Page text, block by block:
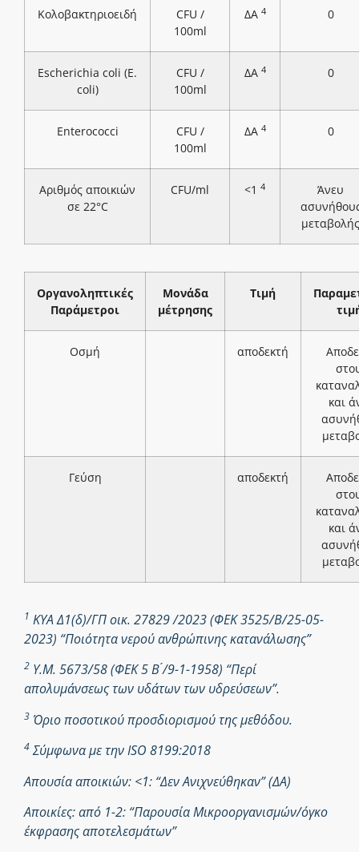
Κολοβακτηριοειδή
CFU /
100ml
ΔΑ 4 0
Escherichia coli (E.
coli)
CFU /
100ml
ΔΑ 4 0
Enterococci
CFU /
100ml
ΔΑ 4 0
Αριθμός αποικιών
σε 22°C
CFU/ml <1 4
Άνευ
μεταβολής
Οργανοληπτικές
Παράμετροι
Μονάδα
μέτρησης
Τιμή
Οσμή αποδεκτή
και
Γεύση αποδεκτή
και
1 ΚΥΑ Δ1(δ)/ΓΠ οικ. 27829 /2023 (ΦΕΚ 3525/Β/25-05-
2023) “Ποιότητα νερού ανθρώπινης κατανάλωσης”
2 Υ.Μ. 5673/58 (ΦΕΚ 5 Β ́/9-1-1958) “Περί
απολυμάνσεως των υδάτων των υδρεύσεων”.
3 Όριο ποσοτικού προσδιορισμού της μεθόδου.
4Σύμφωνα με την ISO 8199:2018
Απουσία αποικιών: <1: “Δεν Ανιχνεύθηκαν” (ΔΑ)
Αποικίες: από 1-2: “Παρουσία Μικροοργανισμών/όγκο
έκφρασης αποτελεσμάτων”